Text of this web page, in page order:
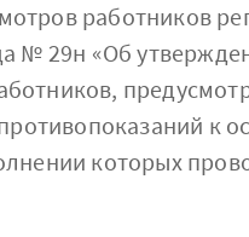
работников
№ 29н «Об
к
которых